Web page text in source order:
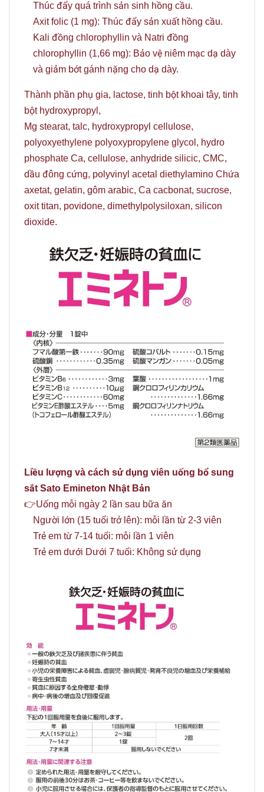
Thúc đẩy quá trình sản sinh hồng cầu.
Axit folic (1 mg): Thúc đẩy sản xuất hồng cầu.
Kali đồng chlorophyllin và Natri đồng
chlorophyllin (1,66 mg): Bảo vệ niêm mạc dạ dày
và giảm bớt gánh nặng cho dạ dày.
Thành phần phụ gia, lactose, tinh bột khoai tây, tinh
bột hydroxypropyl,
Mg stearat, talc, hydroxypropyl cellulose,
polyoxyethylene polyoxypropylene glycol, hydro
phosphate Ca, cellulose, anhydride silicic, CMC,
dầu đông cứng, polyvinyl acetal diethylamino Chứa
axetat, gelatin, gôm arabic, Ca cacbonat, sucrose,
oxit titan, povidone, dimethylpolysiloxan, silicon
dioxide.
Liều lượng và cách sử dụng viên uống bổ sung
sắt Sato Emineton Nhật Bản
👉Uống mỗi ngày 2 lần sau bữa ăn
Người lớn (15 tuổi trở lên): mỗi lần từ 2-3 viên
Trẻ em từ 7-14 tuổi: mỗi lần 1 viên
Trẻ em dưới Dưới 7 tuổi: Không sử dụng